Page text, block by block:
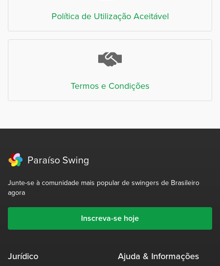
Política de Utilização Aceitável
Termos e Condições
Paraíso Swing
Junte-se à comunidade mais popular de swingers de Brasileiro
agora
Inscreva-se hoje
Jurídico Ajuda & Informações